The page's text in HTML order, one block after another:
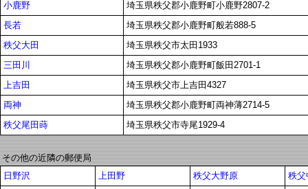
小鹿野
埼玉県秩父郡小鹿野町小鹿野2807-2
長若
埼玉県秩父郡小鹿野町般若888-5
秩父大田
埼玉県秩父市太田1933
三田川
埼玉県秩父郡小鹿野町飯田2701-1
上吉田
埼玉県秩父市上吉田4327
両神
埼玉県秩父郡小鹿野町両神薄2714-5
秩父尾田蒔
埼玉県秩父市寺尾1929-4
その他の近隣の郵便局
日野沢
上田野 秩父大野原
秩父